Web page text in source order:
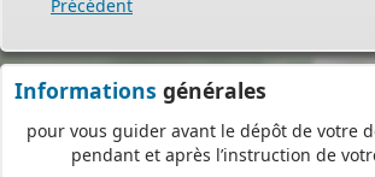
Précédent
Informations générales
pour vous guider avant le dépôt de votre
pendant et après l’instruction de
Pour accéder au téléservice et déposer